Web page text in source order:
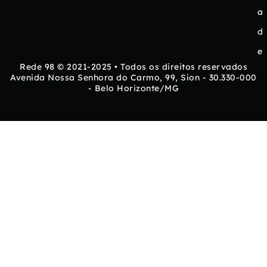
a
d
e
Rede 98 © 2021-2025 • Todos os direitos reservados
Avenida Nossa Senhora do Carmo, 99, Sion - 30.330-000
- Belo Horizonte/MG